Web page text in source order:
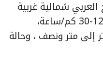
شمالية غربية
الى شمالية شرقية بسرعة 12-30 كم/ساعة،
إلى متر ونصف ، وحالة